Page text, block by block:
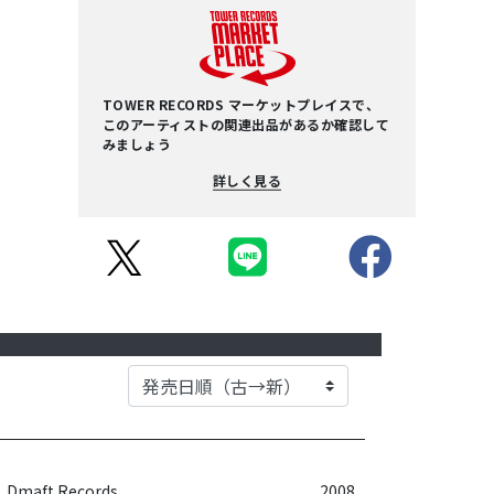
TOWER RECORDS マーケットプレイスで、
このアーティストの関連出品があるか確認して
みましょう
詳しく見る